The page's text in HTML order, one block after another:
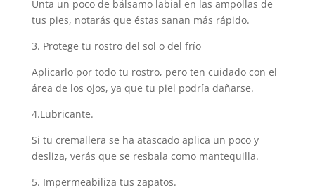
Unta un poco de bálsamo labial en las ampollas de
tus pies, notarás que éstas sanan más rápido.
3. Protege tu rostro del sol o del frío
Aplicarlo por todo tu rostro, pero ten cuidado con el
área de los ojos, ya que tu piel podría dañarse.
4.Lubricante.
Si tu cremallera se ha atascado aplica un poco y
desliza, verás que se resbala como mantequilla.
5. Impermeabiliza tus zapatos.